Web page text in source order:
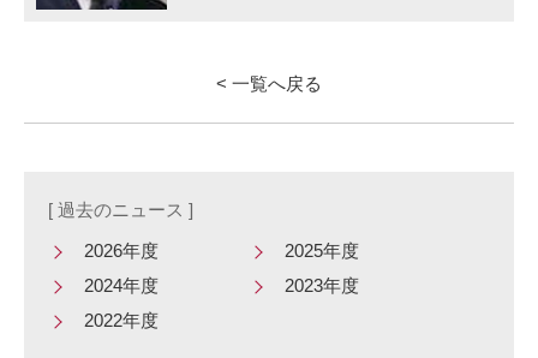
< 一覧へ戻る
[ 過去のニュース ]
2026年度
2025年度
2024年度
2023年度
2022年度